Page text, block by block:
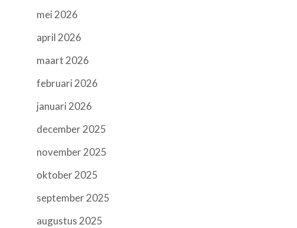
mei 2026
april 2026
maart 2026
februari 2026
januari 2026
december 2025
november 2025
oktober 2025
september 2025
augustus 2025